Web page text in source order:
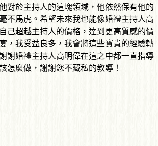
對於主持人的這塊領域，他依然保有他的
不馬虎。希望未來我也能像婚禮主持人高
己超越主持人的價格，達到更高質感的價
，我受益良多，我會將這些寶貴的經驗轉
謝婚禮主持人高明偉在這之中都一直指導
怎麼做，謝謝您不藏私的教導！